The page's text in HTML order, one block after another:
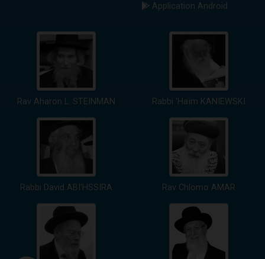
Application Android
Rav Aharon L. STEINMAN Rabbi 'Haïm KANIEWSKI
Rabbi David ABI'HSSIRA Rav Chlomo AMAR